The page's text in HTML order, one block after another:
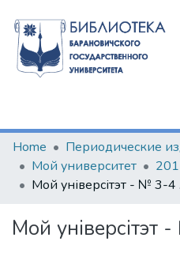
Communities & Collections
All of DSpace
Home
Мой университет
Мой